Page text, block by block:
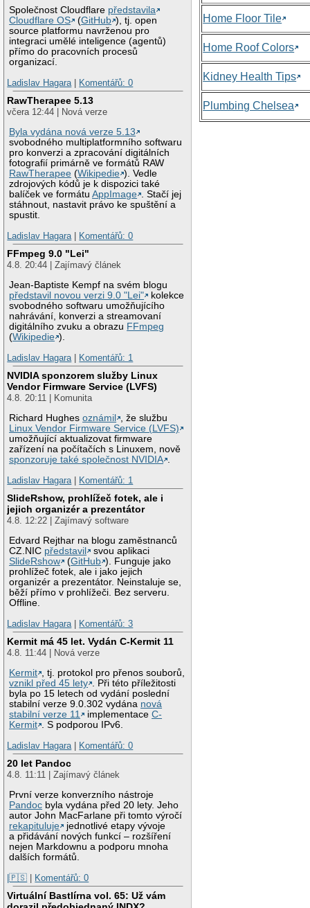
Společnost Cloudflare představila
Cloudflare OS
(GitHub ), tj. open
source platformu navrženou pro
integraci umělé inteligence (agentů)
přímo do pracovních procesů
organizací.
Ladislav Hagara
Komentářů: 0
RawTherapee 5.13
včera 12:44 | Nová verze
Byla vydána nová verze 5.13
svobodného multiplatformního softwaru
pro konverzi a zpracování digitálních
fotografií primárně ve formátů RAW
RawTherapee (Wikipedie ). Vedle
zdrojových kódů je k dispozici také
balíček ve formátuAppImage . Stačí jej
stáhnout, nastavit právo ke spuštění a
spustit.
Ladislav Hagara
Komentářů: 0
FFmpeg 9.0 "Lei"
4.8. 20:44 | Zajímavý článek
Jean-Baptiste Kempf na svém blogu
představil novou verzi 9.0 "Lei"
kolekce
svobodného softwaru umožňujícího
nahrávání, konverzi a streamovaní
digitálního zvuku a obrazu FFmpeg
(Wikipedie ).
Ladislav Hagara
Komentářů: 1
NVIDIA sponzorem služby Linux
Vendor Firmware Service (LVFS)
4.8. 20:11 | Komunita
Richard Hughesoznámil
, že službu
Linux Vendor Firmware Service (LVFS)
umožňující aktualizovat firmware
zařízení na počítačích s Linuxem, nově
sponzoruje také společnost NVIDIA .
Ladislav Hagara | Komentářů: 1
SlideRshow, prohlížeč fotek, ale i
jejich organizér a prezentátor
4.8. 12:22 | Zajímavý software
Edvard Rejthar na blogu zaměstnanců
CZ.NIC představil
svou aplikaci
SlideRshow
(GitHub ). Funguje jako
prohlížeč fotek, ale i jako jejich
organizér a prezentátor. Neinstaluje se,
běží přímo v prohlížeči. Bez serveru.
Offline.
Ladislav Hagara | Komentářů: 3
Kermit má 45 let. Vydán C-Kermit 11
4.8. 11:44 | Nová verze
Kermit , tj. protokol pro přenos souborů,
vznikl před 45 lety . Při této příležitosti
byla po 15 letech od vydání poslední
stabilní verze 9.0.302 vydána nová
stabilní verze 11
implementaceC-
Kermit . S podporou IPv6.
Ladislav Hagara | Komentářů: 0
20 let Pandoc
4.8. 11:11 | Zajímavý článek
První verze konverzního nástroje
Pandoc byla vydána před 20 lety. Jeho
autor John MacFarlane při tomto výročí
rekapituluje
jednotlivé etapy vývoje
a přidávání nových funkcí – rozšíření
nejen Markdownu a podporu mnoha
dalších formátů.
|🇵🇸 | Komentářů: 0
Virtuální Bastlírna vol. 65: Už vám
Home Floor Tile
Home Roof Colors
Kidney Health Tips
Plumbing Chelsea